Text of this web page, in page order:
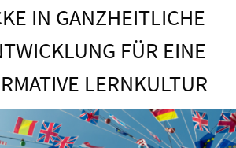
IN GANZHEITLICHE
FÜR EINE
LERNKULTUR